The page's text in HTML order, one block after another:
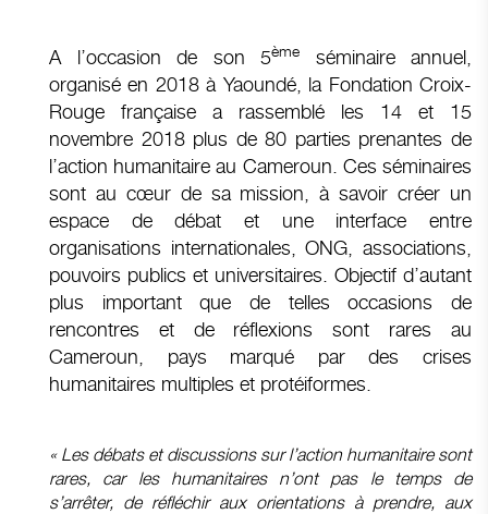
A l’occasion de son 5ème
séminaire annuel,
organisé en 2018 à Yaoundé, la Fondation Croix-
Rouge française a rassemblé les 14 et 15
novembre 2018 plus de 80 parties prenantes de
l’action humanitaire au Cameroun. Ces séminaires
sont au cœur de sa mission, à savoir créer un
espace de débat et une interface entre
organisations internationales, ONG, associations,
pouvoirs publics et universitaires. Objectif d’autant
plus important que de telles occasions de
rencontres et de réflexions sont rares au
Cameroun, pays marqué par des crises
humanitaires multiples et protéiformes.
« Les débats et discussions sur l’action humanitaire sont
rares, car les humanitaires n’ont pas le temps de
s’arrêter, de réfléchir aux orientations à prendre, aux